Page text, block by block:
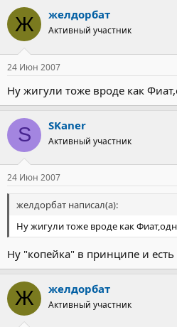
Ж желдорбат
Активный участник
24 Июн 2007
Ну жигули тоже вроде как
S SKaner
Активный участник
24 Июн 2007
желдорбат написал(а):
Ну жигули тоже вроде как
Ну "копейка" в принципе и
Ж желдорбат
Активный участник